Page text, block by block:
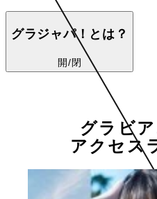
グラジャパ！とは？
開/閉
グラビ
アクセス